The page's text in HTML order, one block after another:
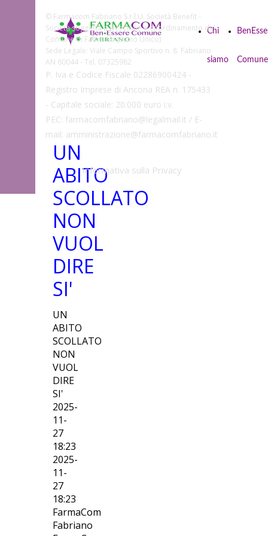
© Farmacom Fabriano S.r.l.U. Società Benefit -
Società soggetta a direzione e coordinamento del
Comune di Fabriano (Socio Unico)
Sede Legale: Viale Campo Sportivo n. 8 Fabriano
AN 60044 - Tel. 07325982
P. Iva e Codice Fiscale 02286900424 -
Registro Imprese di Ancona REA n. 175433
- Capitale sociale: 20.000 euro i.v.
PEC: farmacomfabriano@legalmail.it / E-
mail: amministrazione@farmacomfabriano.it
Chi
siamo Comune
UN
ABITO
SCOLLATO
NON
VUOL
DIRE
SI'
UN
ABITO
SCOLLATO
NON
VUOL
DIRE
SI'
2025-
11-
27
18:23
2025-
11-
27
18:23
FarmaCom
Fabriano
Informativa sulla Privacy